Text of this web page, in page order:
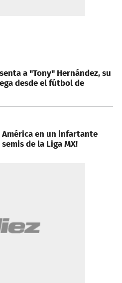
a "Tony" Hernández, su
desde el fútbol de
América en un infartante
de la Liga MX!